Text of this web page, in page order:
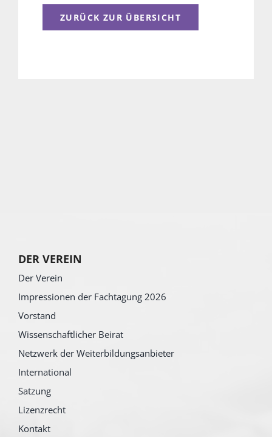
ZURÜCK ZUR ÜBERSICHT
DER VEREIN
Der Verein
Impressionen der Fachtagung 2026
Vorstand
Wissenschaftlicher Beirat
Netzwerk der Weiterbildungsanbieter
International
Satzung
Lizenzrecht
Kontakt